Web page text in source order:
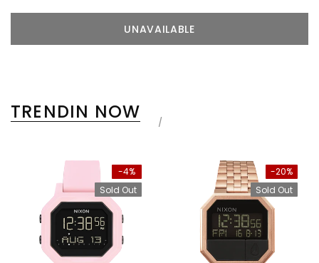
TRENDIN NOW
-4%
Sold Out
-20%
Sold Out